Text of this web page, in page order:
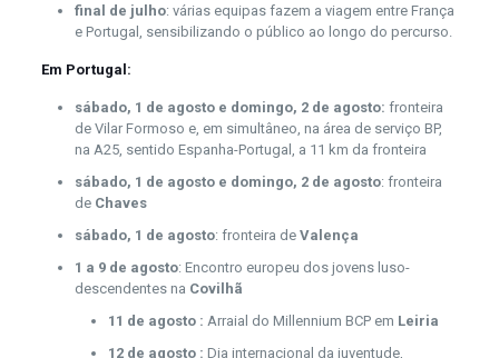
final de julho: várias equipas fazem a viagem entre França
e Portugal, sensibilizando o público ao longo do percurso.
Em Portugal:
sábado, 1 de agosto e domingo, 2 de agosto: fronteira
de Vilar Formoso e, em simultâneo, na área de serviço BP,
na A25, sentido Espanha-Portugal, a 11 km da fronteira
sábado, 1 de agosto e domingo, 2 de agosto: fronteira
de Chaves
sábado, 1 de agosto: fronteira de Valença
1 a 9 de agosto: Encontro europeu dos jovens luso-
descendentes na Covilhã
11 de agosto : Arraial do Millennium BCP em Leiria
12 de agosto : Dia internacional da juventude,